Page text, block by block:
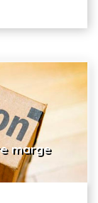
marge